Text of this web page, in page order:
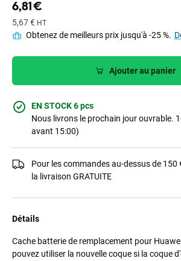
6,81 €
5,67 € HT
Obtenez de meilleurs prix jusqu'à -25 %.
Ajouter au panier
EN STOCK 6 pcs
Nous livrons le prochain jour ouvrable.
avant 15:00)
Pour les commandes au-dessus de 150
la livraison GRATUITE
Détails
Cache batterie de remplacement pour
pouvez utiliser la nouvelle coque si la coque